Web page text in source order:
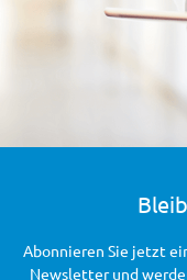
Abonnieren Sie jetzt
Newsletter und